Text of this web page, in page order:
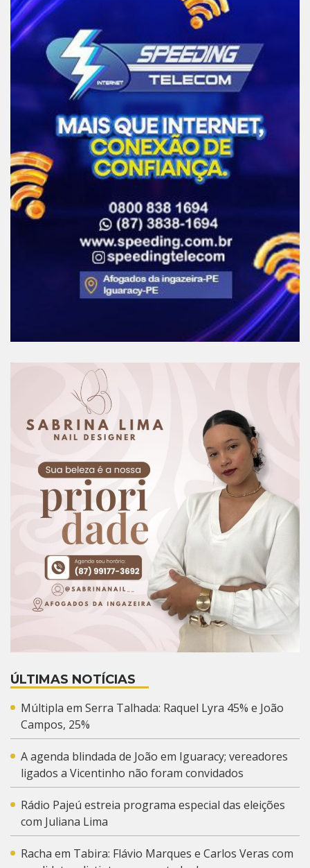
ÚLTIMAS NOTÍCIAS
Múltipla em Serra Talhada: Raquel Lyra 45% e João
Campos, 25%
A agenda blindada de João em Iguaracy; vereadores
ligados a Vicentinho não foram convidados
Rádio Pajeú estreia programa especial das eleições
com Juliana Lima
Racha em Tabira: Flávio Marques e Carlos Veras com